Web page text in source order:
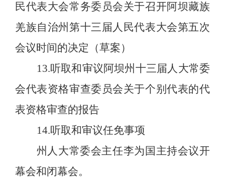
民代表大会常务委员会关于召开阿坝藏族
羌族自治州第十三届人民代表大会第五次
会议时间的决定（草案）
13.听取和审议阿坝州十三届人大常委
会代表资格审查委员会关于个别代表的代
表资格审查的报告
14.听取和审议任免事项
州人大常委会主任李为国主持会议开
幕会和闭幕会。